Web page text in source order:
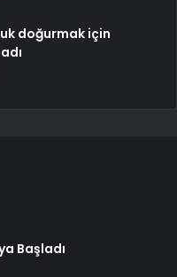
doğurmak için
Başladı